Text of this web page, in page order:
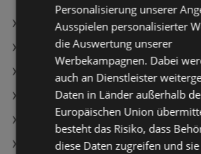
Stiegl Goldbräu 12er
Clever Krustenbrot
Marille Krapfen 4er
SPAR Angebote
MPREIS Angebote
BILLA PLUS Angebote
Personalisierung unserer
Ausspielen personalisierter
die Auswertung unserer
Werbekampagnen. Dabei
auch an Dienstleister
Daten in Länder außerhalb
Europäischen Union
besteht das Risiko, dass
diese Daten zugreifen und